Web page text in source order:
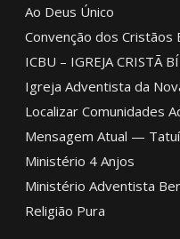
Ao Deus Único
Convenção dos Cristãos
ICBU – IGREJA CRISTÃ
Igreja Adventista da
Localizar Comunidades
Mensagem Atual —
Ministério 4 Anjos
Ministério Adventista
Religião Pura